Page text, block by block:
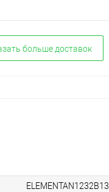
больше доставок
ELEMENTAN1232B13